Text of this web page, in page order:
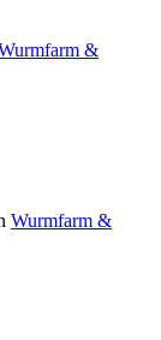
&
Wurmfarm &